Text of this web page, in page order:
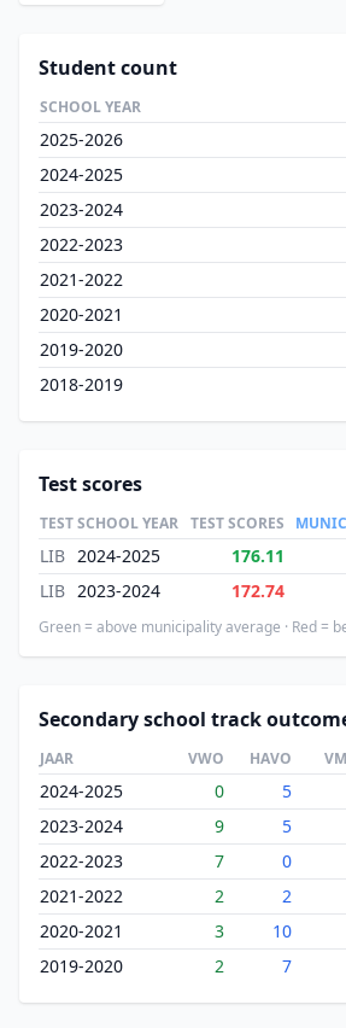
Student count
SCHOOL YEAR
2025-2026
2024-2025
2023-2024
2022-2023
2021-2022
2020-2021
2019-2020
2018-2019
Test scores
TESTSCHOOL YEAR TEST SCORES
LIB 2024-2025 176.11
LIB 2023-2024 172.74
Green = above municipality average · Red =
Secondary school track
JAAR VWO HAVO
2024-2025 0 5
2023-2024
9 5
2022-2023
7 0
2021-2022
2 2
2020-2021
3 10
2019-2020
2 7